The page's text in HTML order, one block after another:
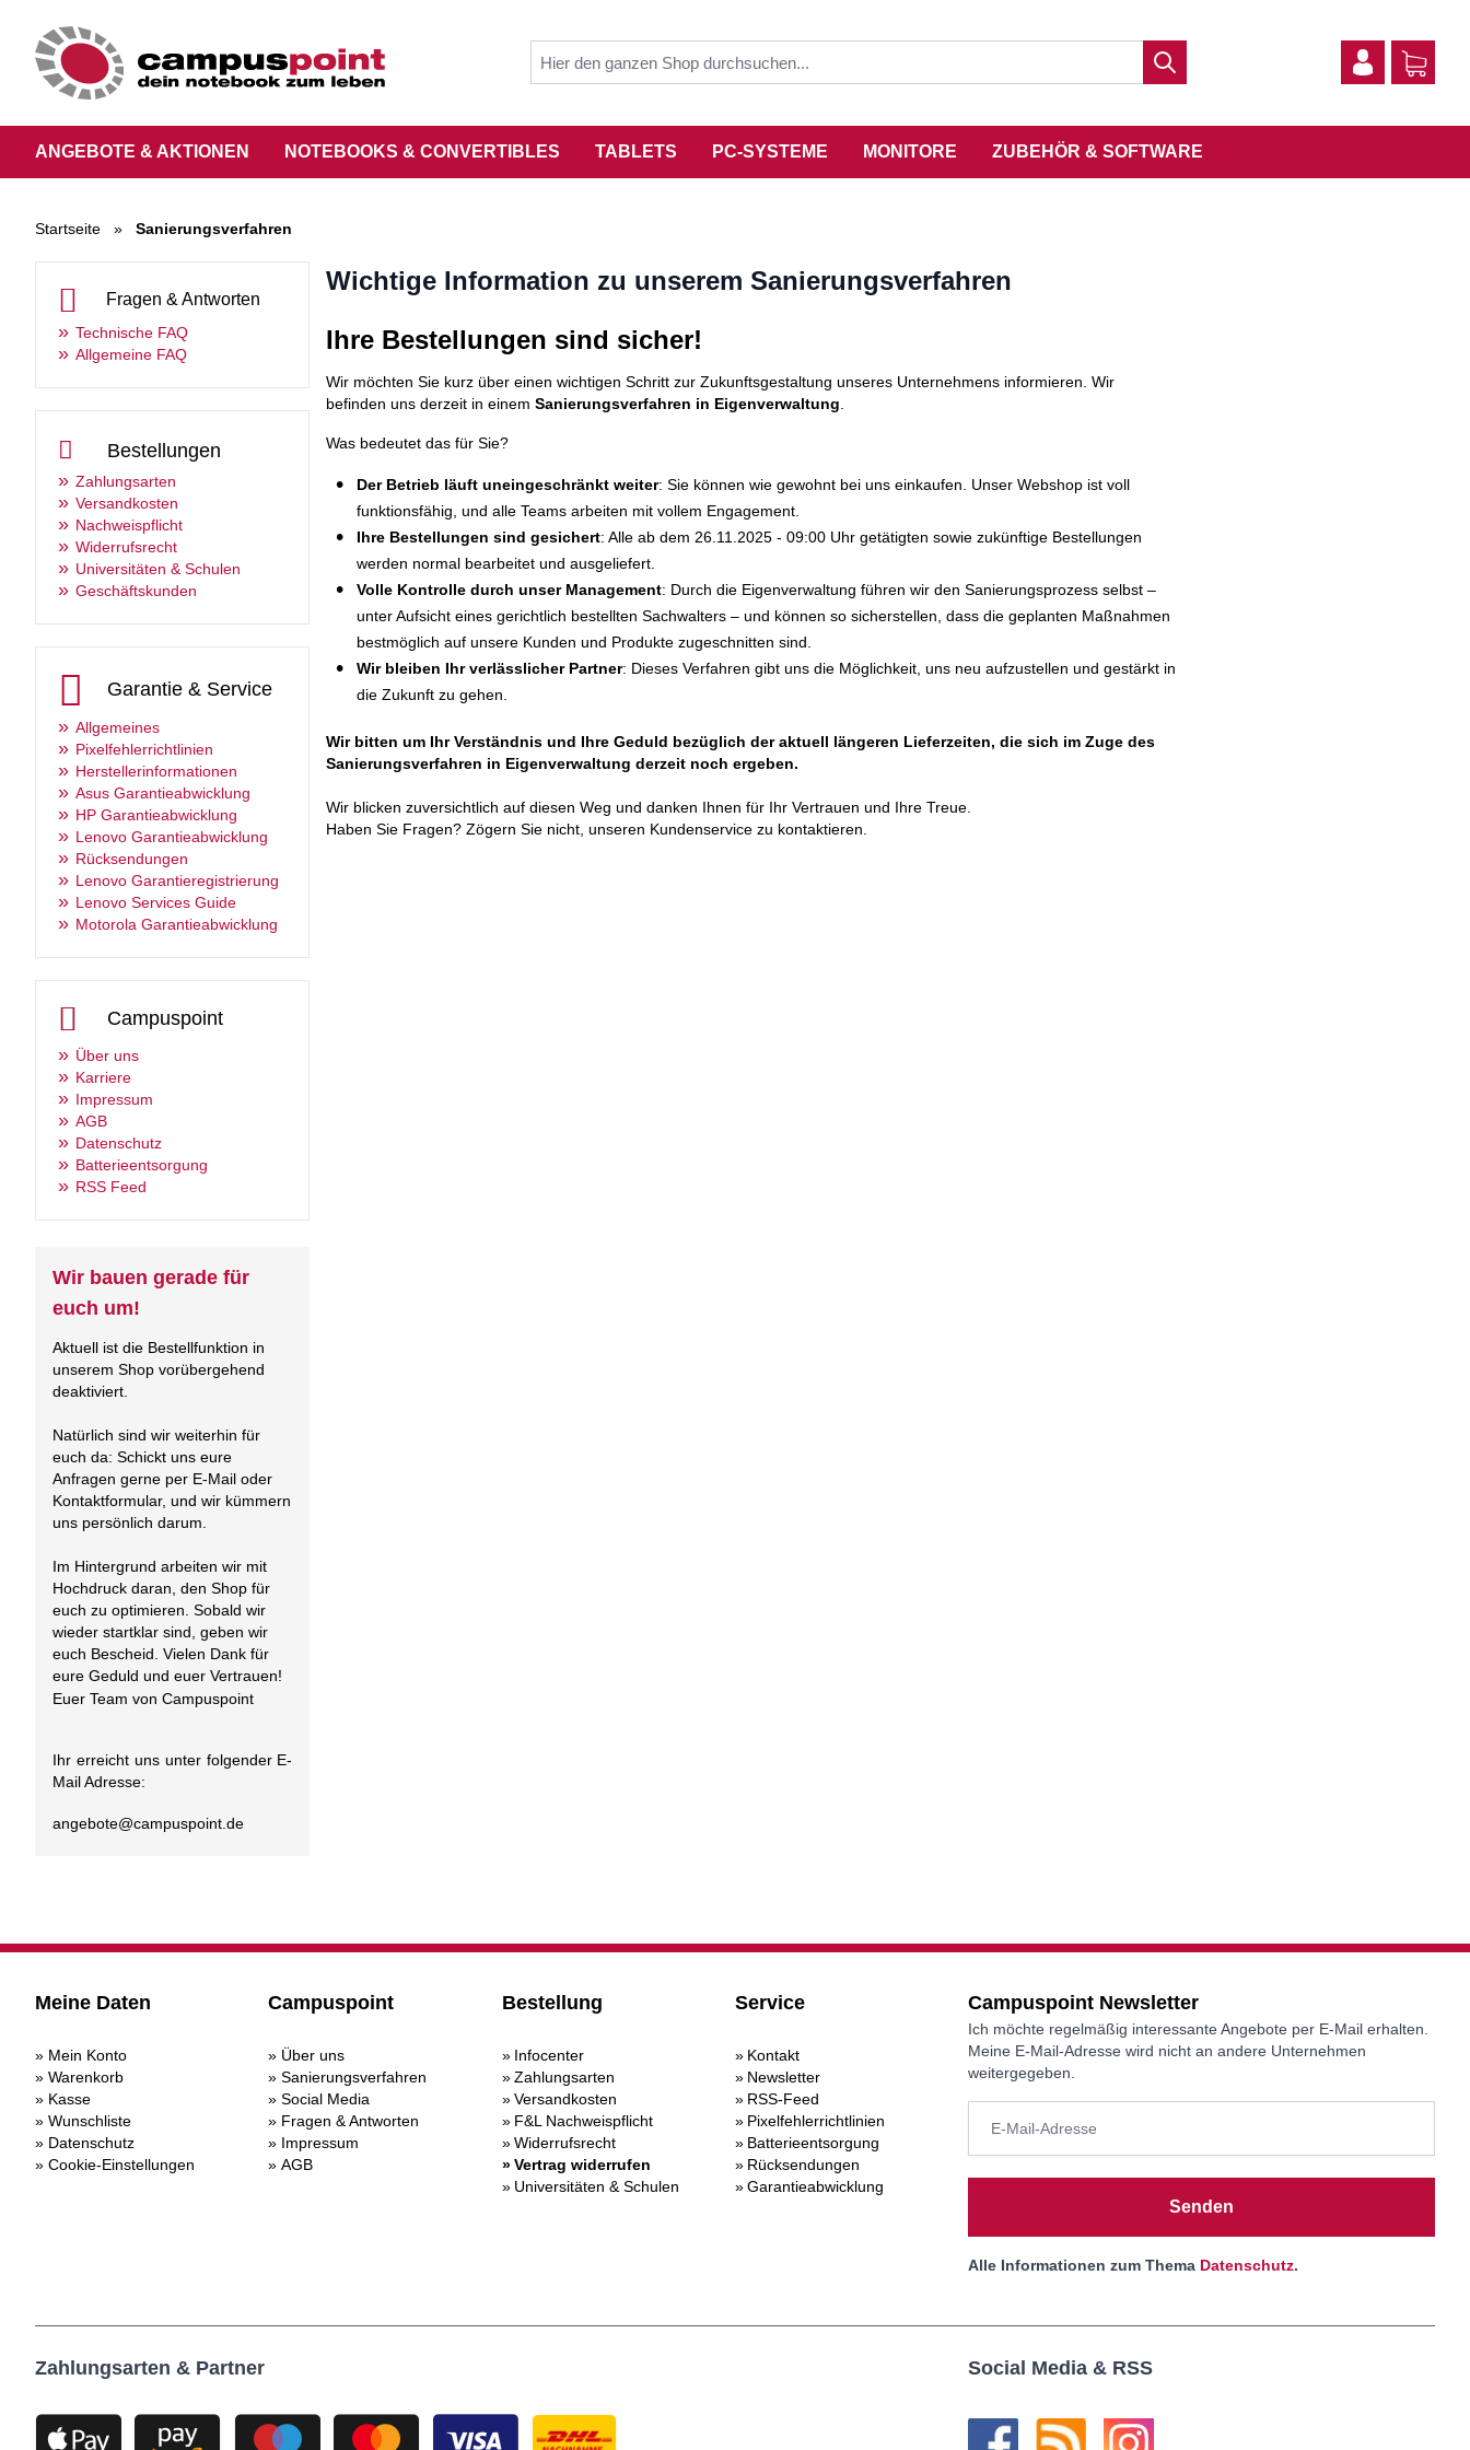
ANGEBOTE & AKTIONEN NOTEBOOKS & CONVERTIBLES TABLETS PC-SYSTEME MONITORE ZUBEHÖR & SOFTWARE
Startseite » Sanierungsverfahren
Fragen & Antworten
Technische FAQ
Allgemeine FAQ
Bestellungen
Zahlungsarten
Versandkosten
Nachweispflicht
Widerrufsrecht
Universitäten & Schulen
Geschäftskunden
Garantie & Service
Allgemeines
Pixelfehlerrichtlinien
Herstellerinformationen
Asus Garantieabwicklung
HP Garantieabwicklung
Lenovo Garantieabwicklung
Rücksendungen
Lenovo Garantieregistrierung
Lenovo Services Guide
Motorola Garantieabwicklung
Campuspoint
Über uns
Karriere
Impressum
AGB
Datenschutz
Batterieentsorgung
RSS Feed
Wir bauen gerade für
euch um!
Aktuell ist die Bestellfunktion in
unserem Shop vorübergehend
deaktiviert.
Natürlich sind wir weiterhin für
euch da: Schickt uns eure
Anfragen gerne per E-Mail oder
Kontaktformular, und wir kümmern
uns persönlich darum.
Im Hintergrund arbeiten wir mit
Hochdruck daran, den Shop für
euch zu optimieren. Sobald wir
wieder startklar sind, geben wir
euch Bescheid. Vielen Dank für
eure Geduld und euer Vertrauen!
Euer Team von Campuspoint
Ihr erreicht uns unter folgender E-
Mail Adresse:
angebote@campuspoint.de
Wichtige Information zu unserem Sanierungsverfahren
Ihre Bestellungen sind sicher!
Wir möchten Sie kurz über einen wichtigen Schritt zur Zukunftsgestaltung unseres Unternehmens informieren. Wir
befinden uns derzeit in einemSanierungsverfahren in Eigenverwaltung
Was bedeutet das für Sie?
Der Betrieb läuft uneingeschränkt weiter: Sie können wie gewohnt bei uns einkaufen. Unser Webshop ist voll
funktionsfähig, und alle Teams arbeiten mit vollem Engagement.
Ihre Bestellungen sind gesichert: Alle ab dem 26.11.2025 - 09:00 Uhr getätigten sowie zukünftige Bestellungen
werden normal bearbeitet und ausgeliefert.
Volle Kontrolle durch unser Management: Durch die Eigenverwaltung führen wir den Sanierungsprozess selbst –
unter Aufsicht eines gerichtlich bestellten Sachwalters – und können so sicherstellen, dass die geplanten Maßnahmen
bestmöglich auf unsere Kunden und Produkte zugeschnitten sind.
Wir bleiben Ihr verlässlicher Partner: Dieses Verfahren gibt uns die Möglichkeit, uns neu aufzustellen und gestärkt in
die Zukunft zu gehen.
Wir bitten um Ihr Verständnis und Ihre Geduld bezüglich der aktuell längeren Lieferzeiten, die sich im Zuge des
Sanierungsverfahren in Eigenverwaltung derzeit noch ergeben.
Wir blicken zuversichtlich auf diesen Weg und danken Ihnen für Ihr Vertrauen und Ihre Treue.
Haben Sie Fragen? Zögern Sie nicht, unseren Kundenservice zu kontaktieren.
Meine Daten
Mein Konto
Warenkorb
Kasse
Wunschliste
Datenschutz
Cookie-Einstellungen
Campuspoint
Über uns
Sanierungsverfahren
Social Media
Fragen & Antworten
Impressum
AGB
Bestellung
Infocenter
Zahlungsarten
Versandkosten
F&L Nachweispflicht
Widerrufsrecht
Vertrag widerrufen
Universitäten & Schulen
Service
Kontakt
Newsletter
RSS-Feed
Pixelfehlerrichtlinien
Batterieentsorgung
Rücksendungen
Garantieabwicklung
Campuspoint Newsletter
Ich möchte regelmäßig interessante Angebote per E-Mail erhalten.
Meine E-Mail-Adresse wird nicht an andere Unternehmen
weitergegeben.
Senden
Alle Informationen zum Thema Datenschutz.
Zahlungsarten & Partner Social Media & RSS